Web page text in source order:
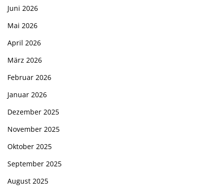
Juni 2026
Mai 2026
April 2026
März 2026
Februar 2026
Januar 2026
Dezember 2025
November 2025
Oktober 2025
September 2025
August 2025